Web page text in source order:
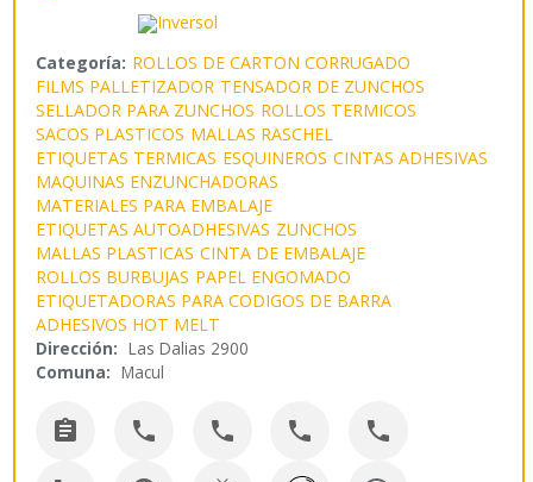
Categoría: ROLLOS DE CARTON CORRUGADO
FILMS PALLETIZADOR TENSADOR DE ZUNCHOS
SELLADOR PARA ZUNCHOS ROLLOS TERMICOS
SACOS PLASTICOS MALLAS RASCHEL
ETIQUETAS TERMICAS ESQUINEROS CINTAS ADHESIVAS
MAQUINAS ENZUNCHADORAS
MATERIALES PARA EMBALAJE
ETIQUETAS AUTOADHESIVAS ZUNCHOS
MALLAS PLASTICAS CINTA DE EMBALAJE
ROLLOS BURBUJAS PAPEL ENGOMADO
ETIQUETADORAS PARA CODIGOS DE BARRA
ADHESIVOS HOT MELT
Dirección: Las Dalias 2900
Comuna: Macul
    